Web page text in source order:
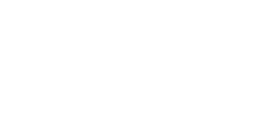
te houden.